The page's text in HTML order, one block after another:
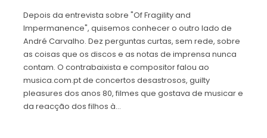
Depois da entrevista sobre "Of Fragility and
Impermanence", quisemos conhecer o outro lado de
André Carvalho. Dez perguntas curtas, sem rede, sobre
as coisas que os discos e as notas de imprensa nunca
contam. O contrabaixista e compositor falou ao
musica.com.pt de concertos desastrosos, guilty
pleasures dos anos 80, filmes que gostava de musicar e
da reacção dos filhos à…